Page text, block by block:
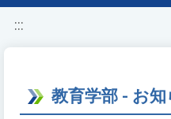
:::
教育学部 - お知